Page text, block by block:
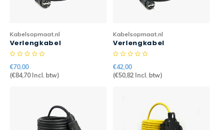
Kabelsopmaat.nl
Verlengkabel
Randaarde PRO 10mtr
H07RN-F
€70,00
(€84,70Incl. btw)
Kabelsopmaat.nl
Verlengkabel
Randaarde PRO 5mtr
€42,00
(€50,82 Incl. btw)